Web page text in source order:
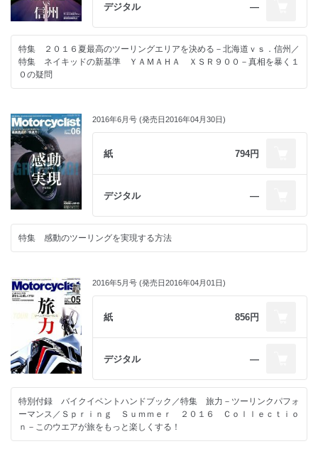
デジタル ―
特集 ２０１６夏最高のツーリングエリアを決める－北海道ｖｓ．信州／
特集 ネイキッドの新基準 ＹＡＭＡＨＡ ＸＳＲ９００－真相を暴く１
０の疑問
2016年6月号 (発売日2016年04月30日)
紙 794円
デジタル ―
特集 感動のツーリングを実現する方法
2016年5月号 (発売日2016年04月01日)
紙 856円
デジタル ―
特別付録 バイクイベントハンドブック／特集 旅力－ツーリンクパフォ
ーマンス／Ｓｐｒｉｎｇ Ｓｕｍｍｅｒ ２０１６ Ｃｏｌｌｅｃｔｉｏ
ｎ－このウエアが旅をもっと楽しくする！